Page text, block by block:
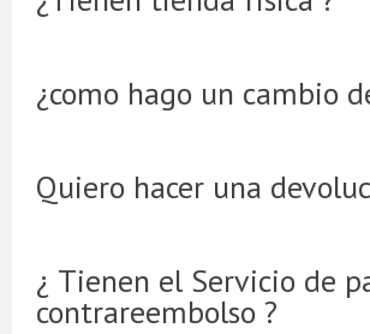
¿como hago un cambio
Quiero hacer una
¿ Tienen el Servicio de
contrareembolso ?